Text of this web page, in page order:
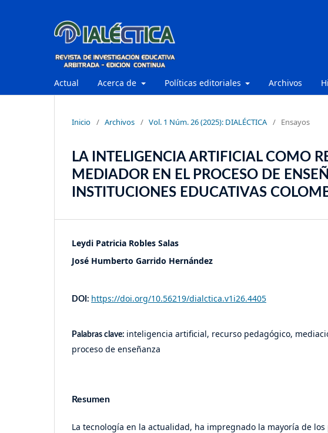
Actual Acerca de Políticas editoriales Archivos
Inicio / Archivos / Vol. 1 Núm. 26 (2025): DIALÉCTICA / Ensayos
LA INTELIGENCIA ARTIFICIAL COMO
MEDIADOR EN EL PROCESO DE
INSTITUCIONES EDUCATIVAS
Leydi Patricia Robles Salas
José Humberto Garrido Hernández
DOI: https://doi.org/10.56219/dialctica.v1i26.4405
Palabras clave: inteligencia artificial, recurso pedagógico,
proceso de enseñanza
Resumen
La tecnología en la actualidad, ha impregnado la mayoría de los